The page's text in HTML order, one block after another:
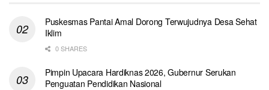
Puskesmas Pantai Amal Dorong Terwujudnya Desa Sehat
Iklim
0 SHARES
Pimpin Upacara Hardiknas 2026, Gubernur Serukan
Penguatan Pendidikan Nasional